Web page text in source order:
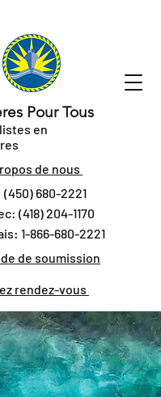
Pour Tous
en
de nous
(450) 680-2221
(418) 204-1170
1-866-680-2221
de soumission
rendez-vous